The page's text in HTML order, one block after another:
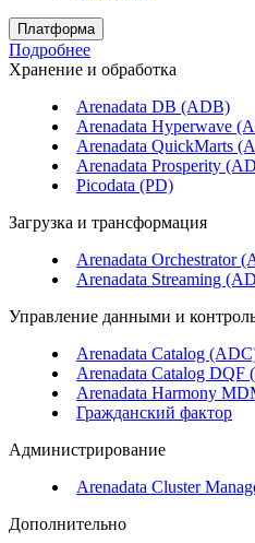
Платформа
Подробнее
Хранение и обработка
Arenadata DB (ADB)
Arenadata Hyperwave
Arenadata QuickMarts
Arenadata Prosperity
Picodata (PD)
Загрузка и трансформация
Arenadata Orchestrator
Arenadata Streaming
Управление данными и
Arenadata Catalog
Arenadata Catalog
Arenadata Harmony
Гражданский фактор
Администрирование
Arenadata Cluster
Дополнительно